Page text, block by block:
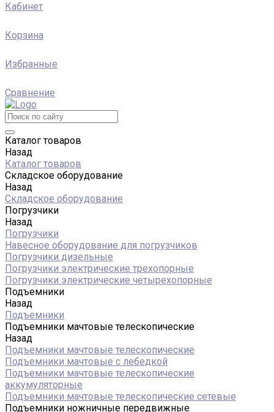
Кабинет
Корзина
Избранные
Сравнение
Каталог товаров
Назад
Каталог товаров
Складское оборудование
Назад
Складское оборудование
Погрузчики
Назад
Погрузчики
Навесное оборудование для погрузчиков
Погрузчики дизельные
Погрузчики электрические трехопорные
Погрузчики электрические четырехопорные
Подъемники
Назад
Подъемники
Подъемники мачтовые телескопические
Назад
Подъемники мачтовые телескопические
Подъемники мачтовые с лебедкой
Подъемники мачтовые телескопические
аккумуляторные
Подъемники мачтовые телескопические сетевые
Подъемники ножничные передвижные